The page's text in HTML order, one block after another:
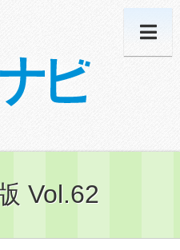
Vol.62